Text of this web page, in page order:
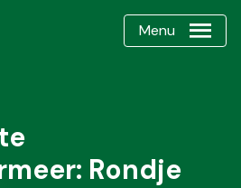
Menu
Rondje